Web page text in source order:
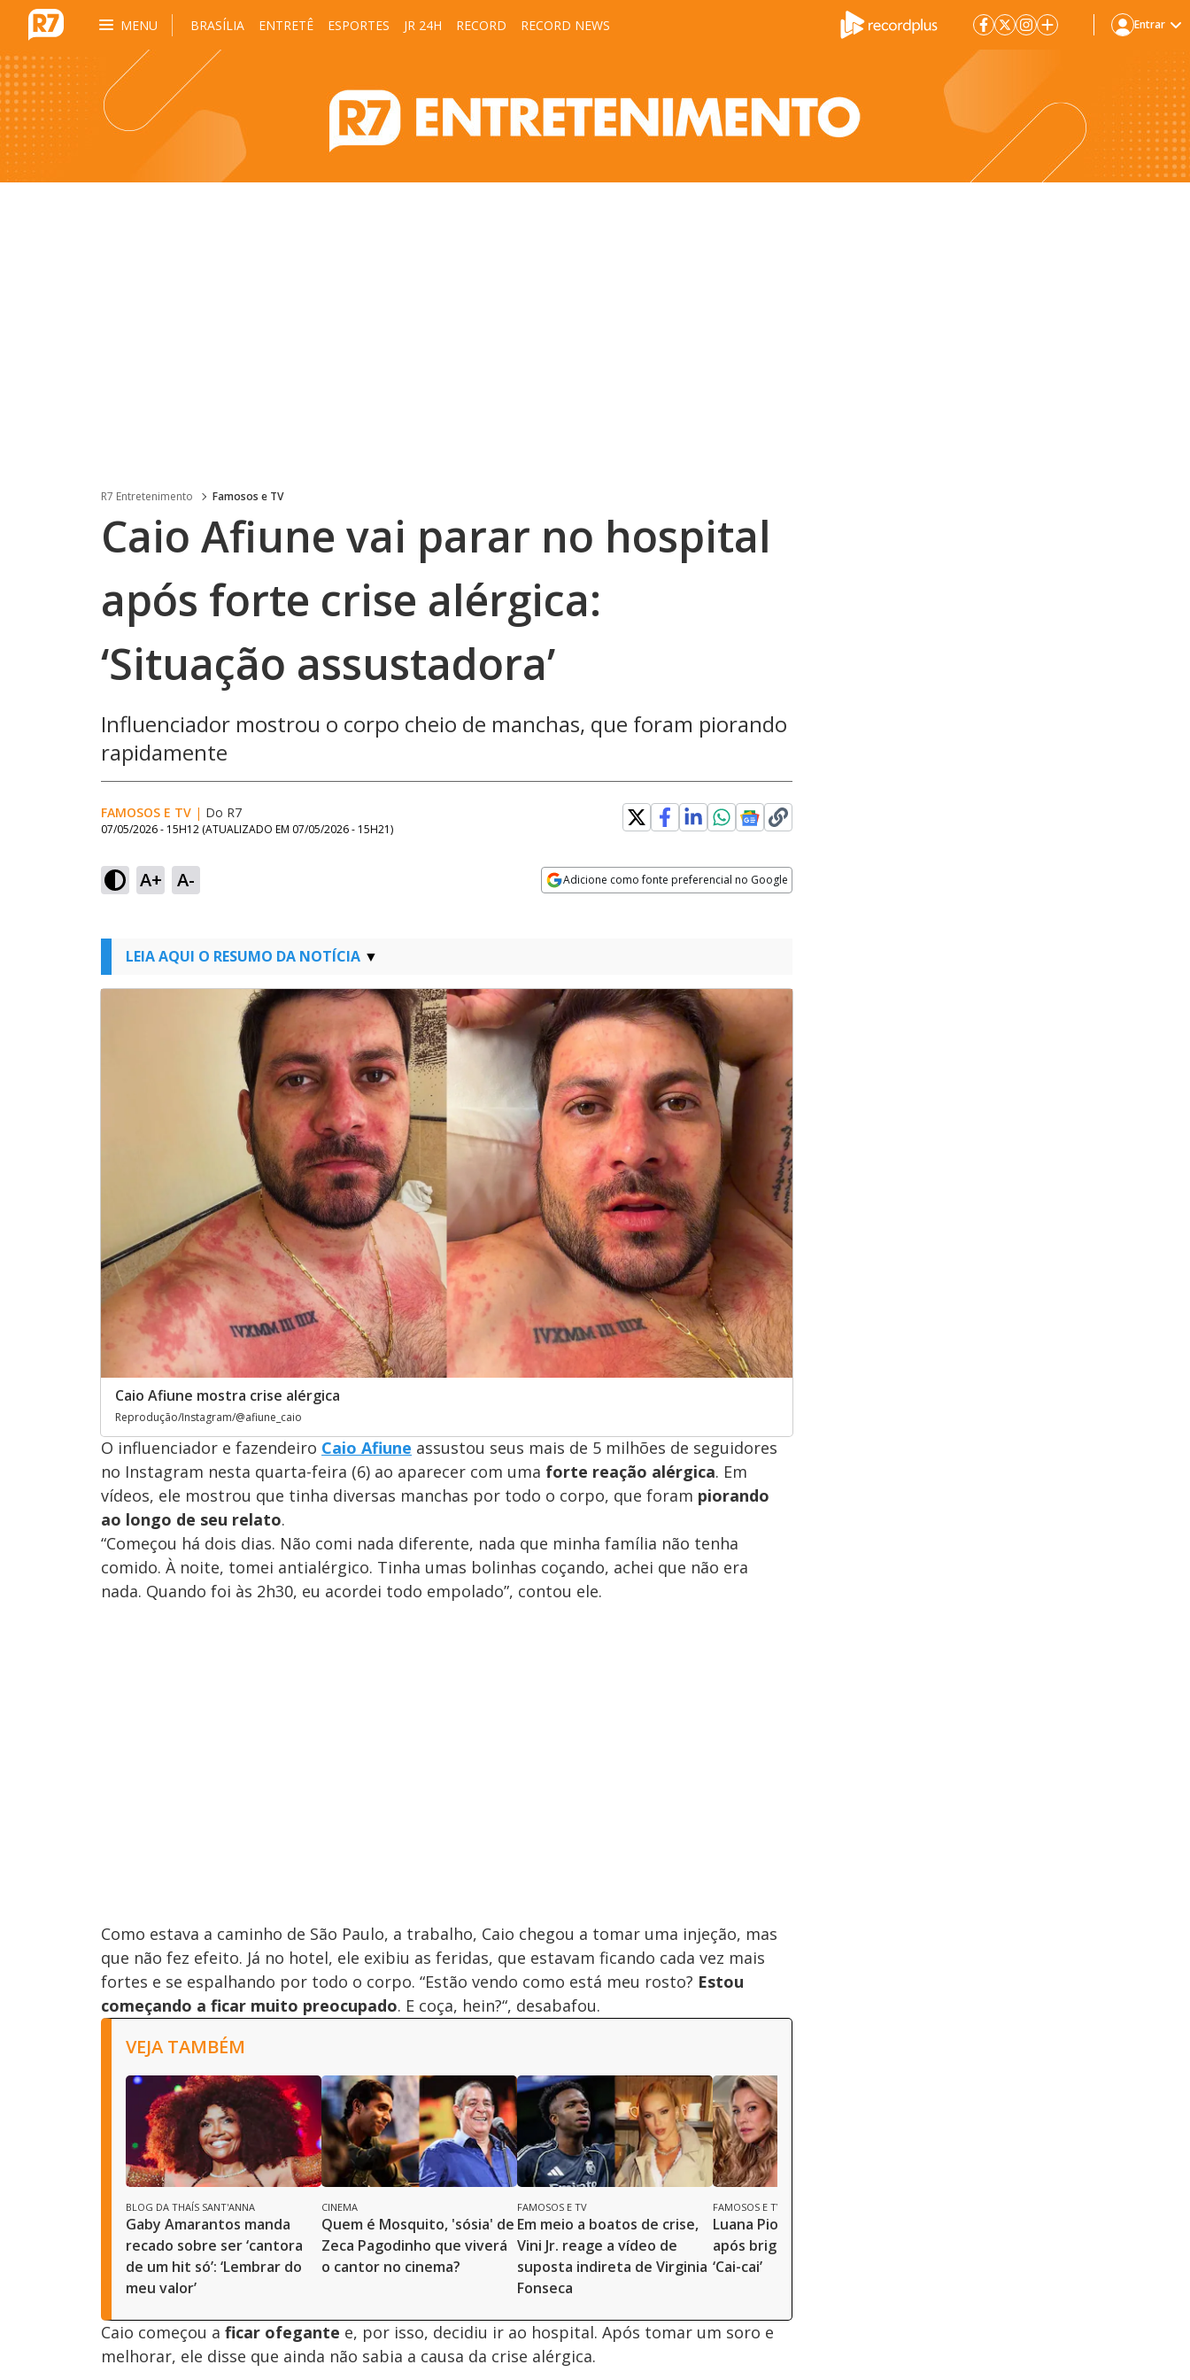
MENU BRASÍLIA ENTRETÊ ESPORTES JR 24H RECORD RECORD NEWS Entrar
R7 Entretenimento Famosos e TV
Caio Afiune vai parar no hospital
após forte crise alérgica:
‘Situação assustadora’
Influenciador mostrou o corpo cheio de manchas, que foram piorando
rapidamente
FAMOSOS E TV | Do R7
07/05/2026 - 15H12 (ATUALIZADO EM 07/05/2026 - 15H21)
A+ A- Adicione como fonte preferencial no Google
LEIA AQUI O RESUMO DA NOTÍCIA
Caio Afiune mostra crise alérgica
Reprodução/Instagram/@afiune_caio
O influenciador e fazendeiro Caio Afiune assustou seus mais de 5 milhões de seguidores
no Instagram nesta quarta-feira (6) ao aparecer com uma forte reação alérgica. Em
vídeos, ele mostrou que tinha diversas manchas por todo o corpo, que foram piorando
ao longo de seu relato.
“Começou há dois dias. Não comi nada diferente, nada que minha família não tenha
comido. À noite, tomei antialérgico. Tinha umas bolinhas coçando, achei que não era
nada. Quando foi às 2h30, eu acordei todo empolado”, contou ele.
Como estava a caminho de São Paulo, a trabalho, Caio chegou a tomar uma injeção, mas
que não fez efeito. Já no hotel, ele exibiu as feridas, que estavam ficando cada vez mais
fortes e se espalhando por todo o corpo. “Estão vendo como está meu rosto? Estou
começando a ficar muito preocupado. E coça, hein?“, desabafou.
VEJA TAMBÉM
BLOG DA THAÍS SANT'ANNA
Gaby Amarantos manda
recado sobre ser ‘cantora
de um hit só’: ‘Lembrar do
meu valor’
CINEMA
Quem é Mosquito, 'sósia' de
Zeca Pagodinho que viverá
o cantor no cinema?
FAMOSOS E TV
Em meio a boatos de crise,
Vini Jr. reage a vídeo de
suposta indireta de Virginia
Fonseca
FAMOSOS E TV
Luana Piovani xinga Neymar
após briga com Robinho Jr.:
‘Cai-cai’
Caio começou a ficar ofegante e, por isso, decidiu ir ao hospital. Após tomar um soro e
melhorar, ele disse que ainda não sabia a causa da crise alérgica.